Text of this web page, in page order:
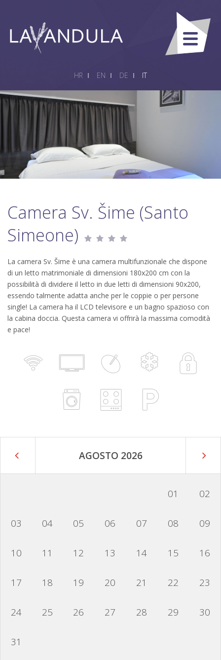
HR EN DE IT
Camera Sv. Šime (Santo
Simeone)
La camera Sv. Šime è una camera multifunzionale che dispone
di un letto matrimoniale di dimensioni 180x200 cm con la
possibilità di dividere il letto in due letti di dimensioni 90x200,
essendo talmente adatta anche per le coppie o per persone
single! La camera ha il LCD televisore e un bagno spazioso con
la cabina doccia. Questa camera vi offrirà la massima comodità
e pace!
AGOSTO 2026
01 02
03 04 05 06 07 08 09
10 11 12 13 14 15 16
17 18 19 20 21 22 23
24 25 26 27 28 29 30
31